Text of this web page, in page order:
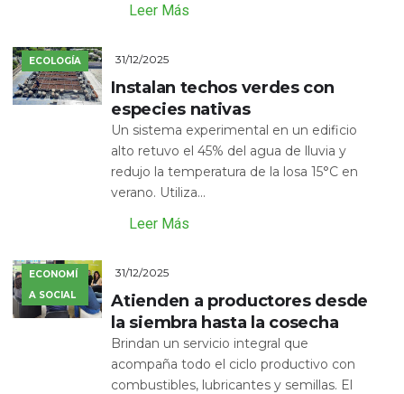
Leer Más
ECOLOGÍA 31/12/2025
Instalan techos verdes con
especies nativas
Un sistema experimental en un edificio
alto retuvo el 45% del agua de lluvia y
redujo la temperatura de la losa 15°C en
verano. Utiliza...
Leer Más
ECONOMÍ
A SOCIAL
31/12/2025
Atienden a productores desde
la siembra hasta la cosecha
Brindan un servicio integral que
acompaña todo el ciclo productivo con
combustibles, lubricantes y semillas. El